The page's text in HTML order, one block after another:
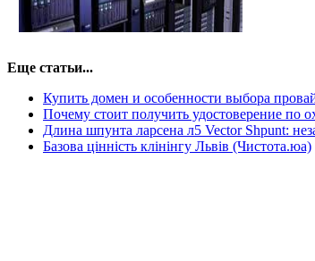
Еще статьи...
Купить домен и особенности выбора
Почему стоит получить удостоверение по
Длина шпунта ларсена л5 Vector Shpunt:
Базова цінність клінінгу Львів (Чистота.юа)